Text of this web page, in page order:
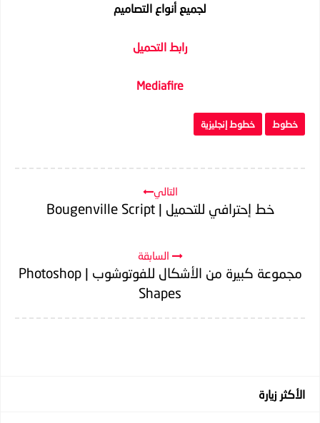
لجميع أنواع التصاميم
رابط التحميل
Mediafire
خطوط خطوط إنجليزية
التالي
خط إحترافي للتحميل | Bougenville Script
السابقة
مجموعة كبيرة من الأشكال للفوتوشوب | Photoshop
Shapes
الأكثر زيارة